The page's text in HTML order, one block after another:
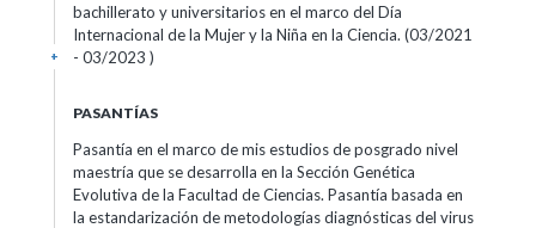
bachillerato y universitarios en el marco del Día
Internacional de la Mujer y la Niña en la Ciencia. (03/2021
- 03/2023 )
+
PASANTÍAS
Pasantía en el marco de mis estudios de posgrado nivel
maestría que se desarrolla en la Sección Genética
Evolutiva de la Facultad de Ciencias. Pasantía basada en
la estandarización de metodologías diagnósticas del virus